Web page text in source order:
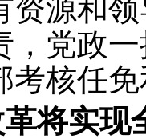
资源和
，党政
考核任
将实现